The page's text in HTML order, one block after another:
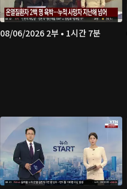
08/06/2026 2부 • 1시간 7분